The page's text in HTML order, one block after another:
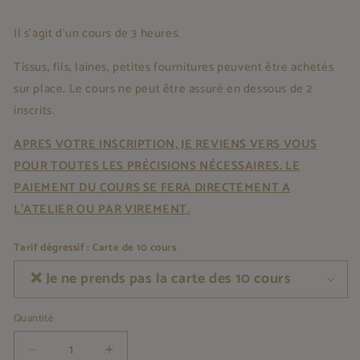
fenêtre
modale
Il s'agit d'un cours de 3 heures.
Tissus, fils, laines, petites fournitures peuvent être achetés
sur place. Le cours ne peut être assuré en dessous de 2
inscrits.
APRES VOTRE INSCRIPTION, JE REVIENS VERS VOUS
POUR TOUTES LES PRÉCISIONS NÉCESSAIRES. LE
PAIEMENT DU COURS SE FERA DIRECTEMENT A
L'ATELIER OU PAR VIREMENT.
Tarif dégressif : Carte de 10 cours
Quantité
Réduire
Augmenter